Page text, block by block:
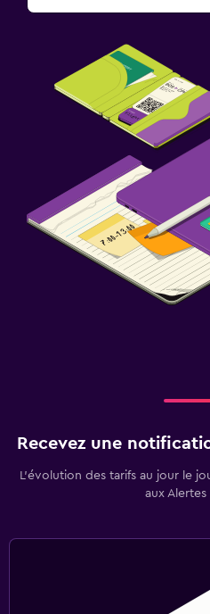
Recevez une
L’évolution des tarifs au jour le
aux